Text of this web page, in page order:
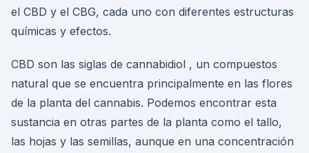
el CBD y el CBG, cada uno con diferentes estructuras
químicas y efectos.
CBD son las siglas de cannabidiol , un compuestos
natural que se encuentra principalmente en las flores
de la planta del cannabis. Podemos encontrar esta
sustancia en otras partes de la planta como el tallo,
las hojas y las semillas, aunque en una concentración